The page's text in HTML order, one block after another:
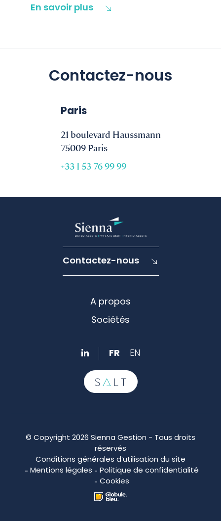
En savoir plus
Contactez-nous
Paris
21 boulevard Haussmann
75009 Paris
+33 1 53 76 99 99
Contactez-nous
A propos
Sociétés
FR EN
© Copyright 2026 Sienna Gestion - Tous droits
réservés
Conditions générales d’utilisation du site
Mentions légales
Politique de confidentialité
Cookies